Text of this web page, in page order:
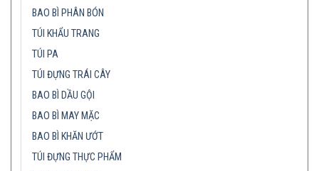
BAO BÌ PHÂN BÓN
TÚI KHẨU TRANG
TÚI PA
TÚI ĐỰNG TRÁI CÂY
BAO BÌ DẦU GỘI
BAO BÌ MAY MẶC
BAO BÌ KHĂN ƯỚT
TÚI ĐỰNG THỰC PHẨM